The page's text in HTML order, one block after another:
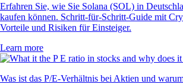
Erfahren Sie, wie Sie Solana (SOL) in
kaufen können. Schritt-für-Schritt-Guide mit
Vorteile und Risiken für Einsteiger.
Learn more
Was ist das P/E-Verhältnis bei Aktien und